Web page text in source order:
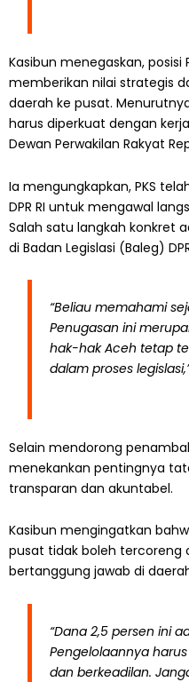
Kasibun menegaskan, posisi
memberikan nilai strategis
daerah ke pusat.
harus diperkuat dengan
Dewan Perwakilan Rakyat
Ia mengungkapkan, PKS
DPR RI untuk mengawal
Salah satu langkah konkret
di Badan Legislasi (Baleg)
“Beliau memahami
Penugasan ini
hak-hak Aceh tetap
dalam proses
Selain mendorong
menekankan pentingnya
transparan dan akuntabel.
Kasibun mengingatkan
pusat tidak boleh tercoreng
bertanggung jawab di
“Dana 2,5 persen ini
Pengelolaannya
dan berkeadilan.